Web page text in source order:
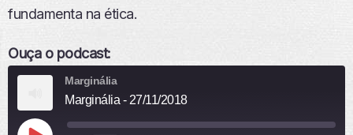
fundamenta na ética.
Ouça o podcast:
Marginália
Marginália - 27/11/2018